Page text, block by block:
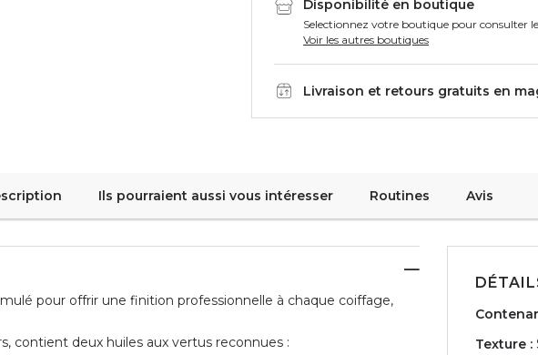
Disponibilité en boutique
Selectionnez votre boutique pour consulter
Voir les autres boutiques
Livraison et retours gratuits en
Ils pourraient aussi vous intéresser Routines Avis
pour offrir une finition professionnelle à chaque coiffage,
contient deux huiles aux vertus reconnues :
Texture :